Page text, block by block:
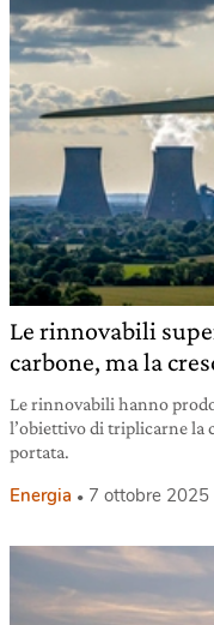
Le rinnovabili
carbone, ma la
Le rinnovabili hanno
l’obiettivo di triplicarne la
portata.
Energia 7 ottobre 2025